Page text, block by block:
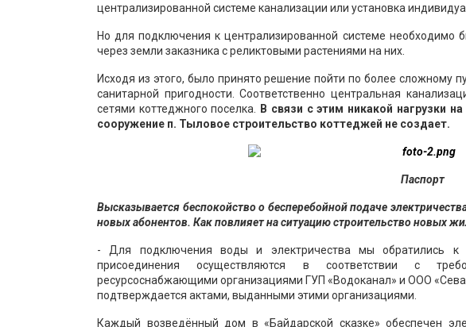
централизированной системе канализации или установка
Но для подключения к централизированной системе
через земли заказника с реликтовыми растениями на них.
Исходя из этого, было принято решение пойти по более
санитарной пригодности. Соответственно центральная
сетями коттеджного поселка.
В связи с этим никакой нагрузки
сооружение п. Тыловое строительство коттеджей не создает.
Паспорт
Высказывается беспокойство о бесперебойной подаче
новых абонентов. Как повлияет на ситуацию строительство новых
- Для подключения воды и электричества мы обратились к
присоединения осуществляются в соответствии с
ресурсоснабжающими организациями ГУП «Водоканал» и ООО
подтверждается актами, выданными этими организациями.
Каждый возведённый дом в «Байдарской сказке» обеспечен